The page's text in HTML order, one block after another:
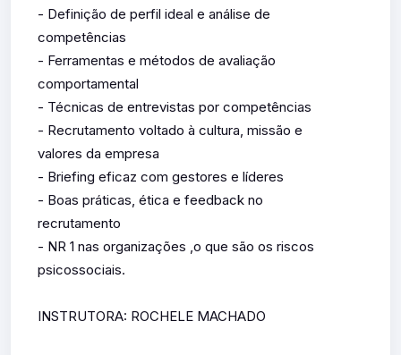
- Definição de perfil ideal e análise de
competências
- Ferramentas e métodos de avaliação
comportamental
- Técnicas de entrevistas por competências
- Recrutamento voltado à cultura, missão e
valores da empresa
- Briefing eficaz com gestores e líderes
- Boas práticas, ética e feedback no
recrutamento
- NR 1 nas organizações ,o que são os riscos
psicossociais.
INSTRUTORA: ROCHELE MACHADO